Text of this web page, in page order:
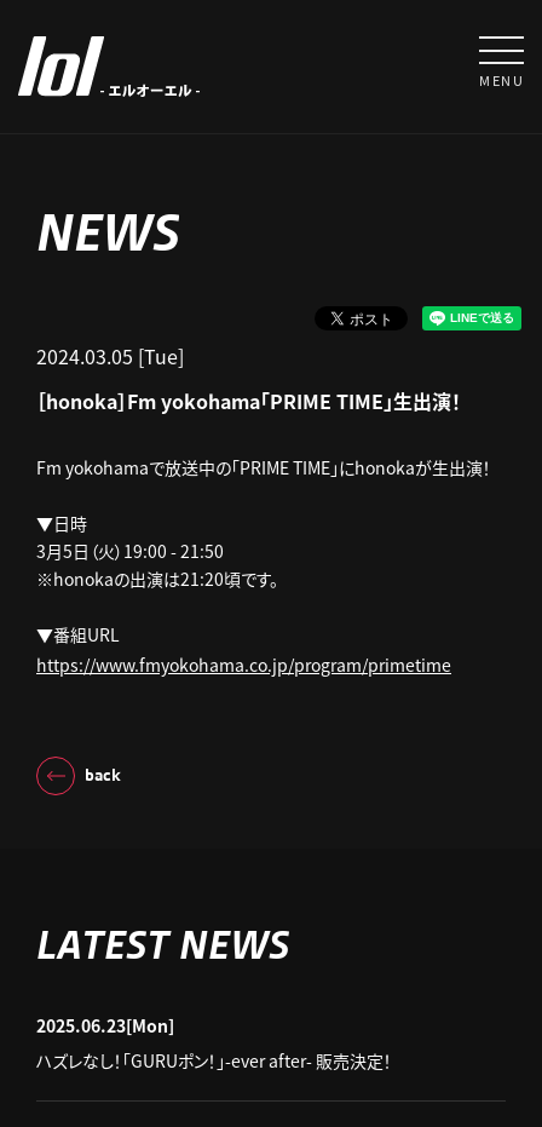
MENU
NEWS
2024.03.05 [Tue]
［honoka］Fm yokohama「PRIME TIME」生出演！
Fm yokohamaで放送中の「PRIME TIME」にhonokaが生出演！
▼日時
3月5日（火）19:00 - 21:50
※honokaの出演は21:20頃です。
▼番組URL
https://www.fmyokohama.co.jp/program/primetime
back
LATEST NEWS
2025.06.23[Mon]
ハズレなし！「GURUポン！」-ever after- 販売決定！